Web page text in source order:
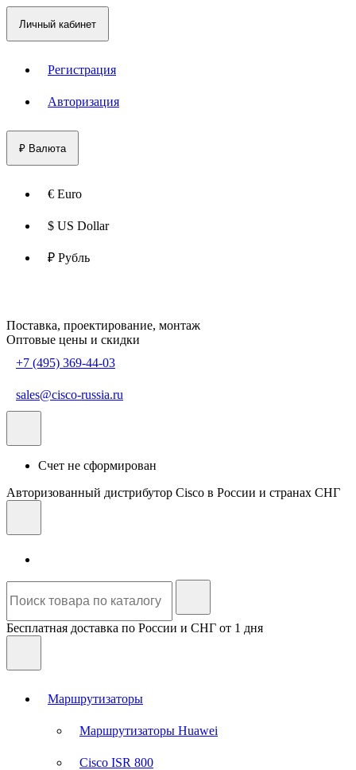
Личный кабинет
Регистрация
Авторизация
₽ Валюта
€ Euro
$ US Dollar
₽ Рубль
Поставка, проектирование, монтаж
Оптовые цены и скидки
+7 (495) 369-44-03
sales@cisco-russia.ru
Счет не сформирован
Авторизованный дистрибутор Cisco в России и странах СНГ
Бесплатная доставка по России и СНГ от 1 дня
Маршрутизаторы
Маршрутизаторы Huawei
Cisco ISR 800